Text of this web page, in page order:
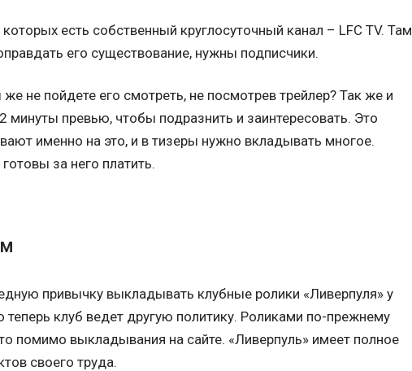
есть собственный круглосуточный канал – LFC TV. Там
его существование, нужны подписчики.
не пойдете его смотреть, не посмотрев трейлер? Так же и
превью, чтобы подразнить и заинтересовать. Это
именно на это, и в тизеры нужно вкладывать многое.
за него платить.
привычку выкладывать клубные ролики «Ливерпуля» у
теперь клуб ведет другую политику. Роликами по-прежнему
помимо выкладывания на сайте. «Ливерпуль» имеет полное
своего труда.